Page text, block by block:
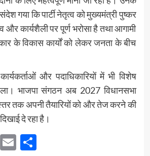
गया कि पार्टी नेतृत्व को मुख्यमंत्री पुष्कर
और कार्यशैली पर पूर्ण भरोसा है तथा आगामी
के विकास कार्यों को लेकर जनता के बीच
कार्यकर्ताओं और पदाधिकारियों में भी विशेष
भाजपा संगठन अब 2027 विधानसभा
तक अपनी तैयारियों को और तेज करने की
दे रहा है।
EmailShare